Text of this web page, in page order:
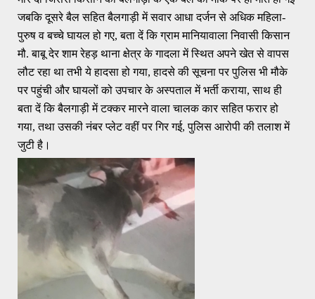
जबकि दूसरे बैल सहित बैलगाड़ी में सवार आधा दर्जन से अधिक महिला-
पुरुष व बच्चे घायल हो गए, बता दें कि ग्राम मानियावाला निवासी किसान
मौ. बाबू देर शाम रेहड़ थाना क्षेत्र के गादला में स्थित अपने खेत से वापस
लौट रहा था तभी ये हादसा हो गया, हादसे की सूचना पर पुलिस भी मौके
पर पहुंची और घायलों को उपचार के अस्पताल में भर्ती कराया, साथ ही
बता दें कि बैलगाड़ी में टक्कर मारने वाला चालक कार सहित फरार हो
गया, तथा उसकी नंबर प्लेट वहीं पर गिर गई, पुलिस आरोपी की तलाश में
जुटी है।